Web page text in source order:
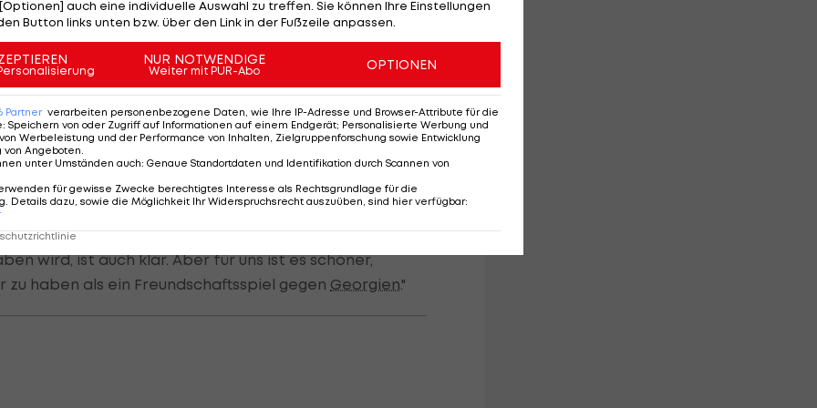
nicht gerne, weil viele Spieler weg sind und
so der 58-Jährige.
im Rahmen der Nations League in Amsterdam auf
Denis das Duell mit Weltmeister Frankreich an.
insofern ist ein gewisser Wettbewerb interessant",
"Dass dieser Wettbewerb nicht die Bedeutung
wird, ist auch klar. Aber für uns ist es schöner,
haben als ein Freundschaftsspiel gegen Georgien."
auch eine individuelle Auswahl zu treffen. Sie können Ihre Einstellungen
Button links unten bzw. über den Link in der Fußzeile anpassen.
NUR NOTWENDIGE
Weiter mit PUR-Abo OPTIONEN
Partner verarbeiten personenbezogene Daten, wie Ihre IP-Adresse und Browser-Attribute für die
: Speichern von oder Zugriff auf Informationen auf einem Endgerät; Personalisierte Werbung und
Werbeleistung und der Performance von Inhalten, Zielgruppenforschung sowie Entwicklung
von Angeboten.
unter Umständen auch: Genaue Standortdaten und Identifikation durch Scannen von
für gewisse Zwecke berechtigtes Interesse als Rechtsgrundlage für die
Details dazu, sowie die Möglichkeit Ihr Widerspruchsrecht auszuüben, sind hier verfügbar: